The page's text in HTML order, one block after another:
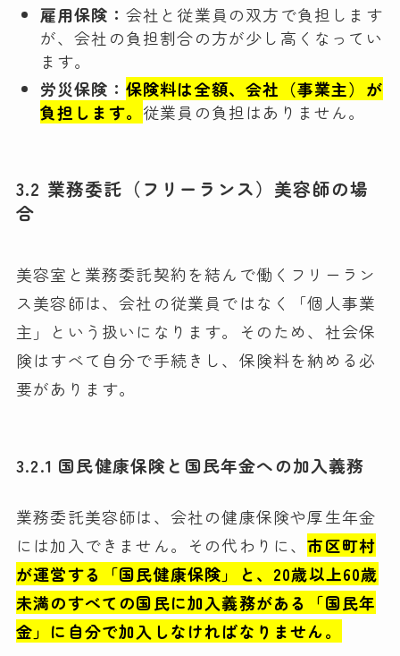
雇用保険： 会社と従業員の双方で負担します
が、会社の負担割合の方が少し高くなってい
ます。
労災保険： 保険料は全額、会社（事業主）が
負担します。 従業員の負担はありません。
3.2 業務委託（フリーランス）美容師の場
合
美容室と業務委託契約を結んで働くフリーラン
ス美容師は、会社の従業員ではなく「個人事業
主」という扱いになります。そのため、社会保
険はすべて自分で手続きし、保険料を納める必
要があります。
3.2.1 国民健康保険と国民年金への加入義務
業務委託美容師は、会社の健康保険や厚生年金
には加入できません。その代わりに、市区町村
が運営する「国民健康保険」と、20歳以上60歳
未満のすべての国民に加入義務がある「国民年
金」に自分で加入しなければなりません。